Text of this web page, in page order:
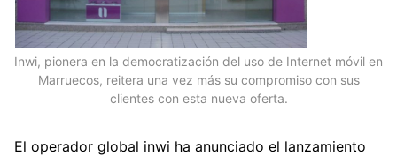
Inwi, pionera en la democratización del uso de Internet móvil en
Marruecos, reitera una vez más su compromiso con sus
clientes con esta nueva oferta.
El operador global inwi ha anunciado el lanzamiento